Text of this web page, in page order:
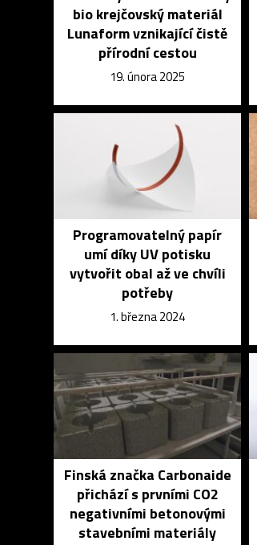
bio krejčovský materiál
Lunaform vznikající čistě
přírodní cestou
19. února 2025
Programovatelný papír
umí díky UV potisku
vytvořit obal až ve chvíli
potřeby
1. března 2024
Finská značka Carbonaide
přichází s prvními CO2
negativními betonovými
stavebními materiály